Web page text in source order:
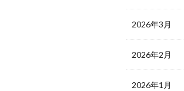
2026年3月
2026年2月
2026年1月